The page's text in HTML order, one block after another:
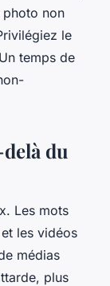
non
le
temps de
du
Les mots
les vidéos
médias
plus